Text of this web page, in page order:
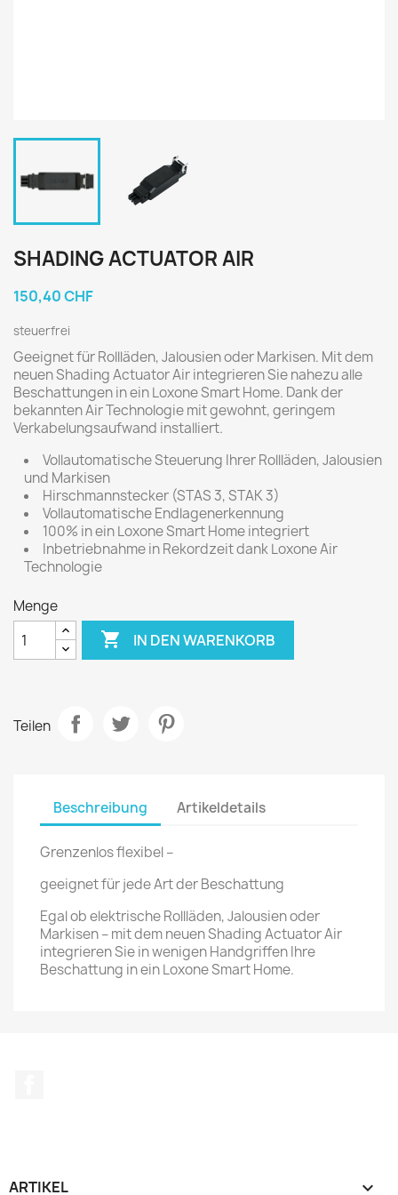
SHADING ACTUATOR AIR
150,40 CHF
steuerfrei
Geeignet für Rollläden, Jalousien oder Markisen. Mit dem
neuen Shading Actuator Air integrieren Sie nahezu alle
Beschattungen in ein Loxone Smart Home. Dank der
bekannten Air Technologie mit gewohnt, geringem
Verkabelungsaufwand installiert.
Vollautomatische Steuerung Ihrer Rollläden, Jalousien
und Markisen
Hirschmannstecker (STAS 3, STAK 3)
Vollautomatische Endlagenerkennung
100% in ein Loxone Smart Home integriert
Inbetriebnahme in Rekordzeit dank Loxone Air
Technologie
Menge
 IN DEN WARENKORB
Teilen
Beschreibung Artikeldetails
Grenzenlos flexibel –
geeignet für jede Art der Beschattung
Egal ob elektrische Rollläden, Jalousien oder
Markisen – mit dem neuen Shading Actuator Air
integrieren Sie in wenigen Handgriffen Ihre
Beschattung in ein Loxone Smart Home.
ARTIKEL 